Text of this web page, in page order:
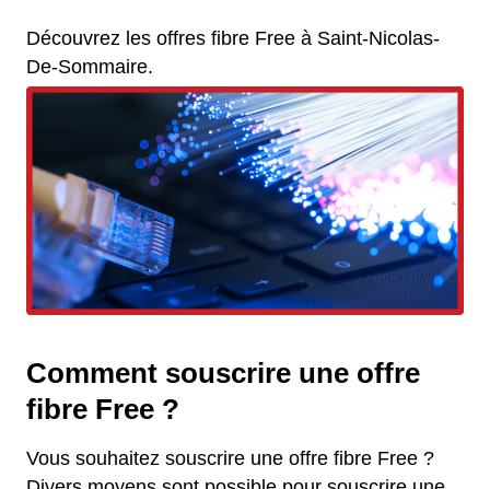
Découvrez les offres fibre Free à Saint-Nicolas-
De-Sommaire.
Comment souscrire une offre
fibre Free ?
Vous souhaitez souscrire une offre fibre Free ?